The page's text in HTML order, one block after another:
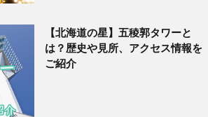
【北海道の星】五稜郭タワーと
は？歴史や見所、アクセス情報を
ご紹介